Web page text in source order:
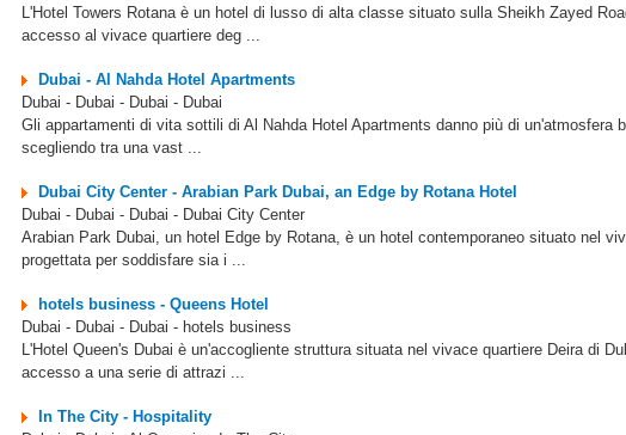
L'Hotel Towers Rotana è un hotel di lusso di alta classe situato sulla Sheikh Zayed
accesso al vivace quartiere deg ...
Dubai - Al Nahda Hotel Apartments
Dubai - Dubai - Dubai - Dubai
Gli appartamenti di vita sottili di Al Nahda Hotel Apartments danno più di
scegliendo tra una vast ...
Dubai City Center - Arabian Park Dubai, an Edge by Rotana Hotel
Dubai - Dubai - Dubai - Dubai City Center
Arabian Park Dubai, un hotel Edge by Rotana, è un hotel contemporaneo situato nel
progettata per soddisfare sia i ...
hotels business - Queens Hotel
Dubai - Dubai - Dubai - hotels business
L'Hotel Queen's Dubai è un'accogliente struttura situata nel vivace quartiere Deira di
accesso a una serie di attrazi ...
In The City - Hospitality